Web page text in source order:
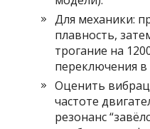
Для механики:
плавность,
трогание на
переключения
Оценить
частоте
резонанс